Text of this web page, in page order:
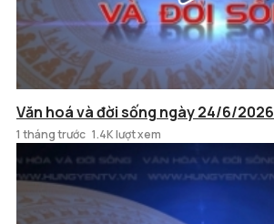
Văn hoá và đời sống ngày 24/6/2026
1 tháng trước 1.4K lượt xem